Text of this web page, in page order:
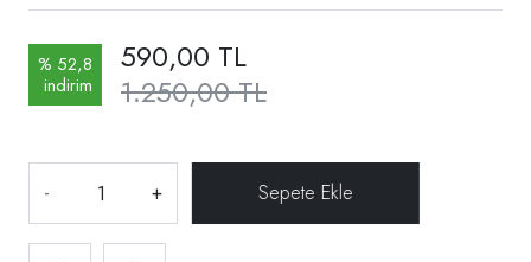
% 52,8
indirim
1.250,00 TL
590,00 TL
- +